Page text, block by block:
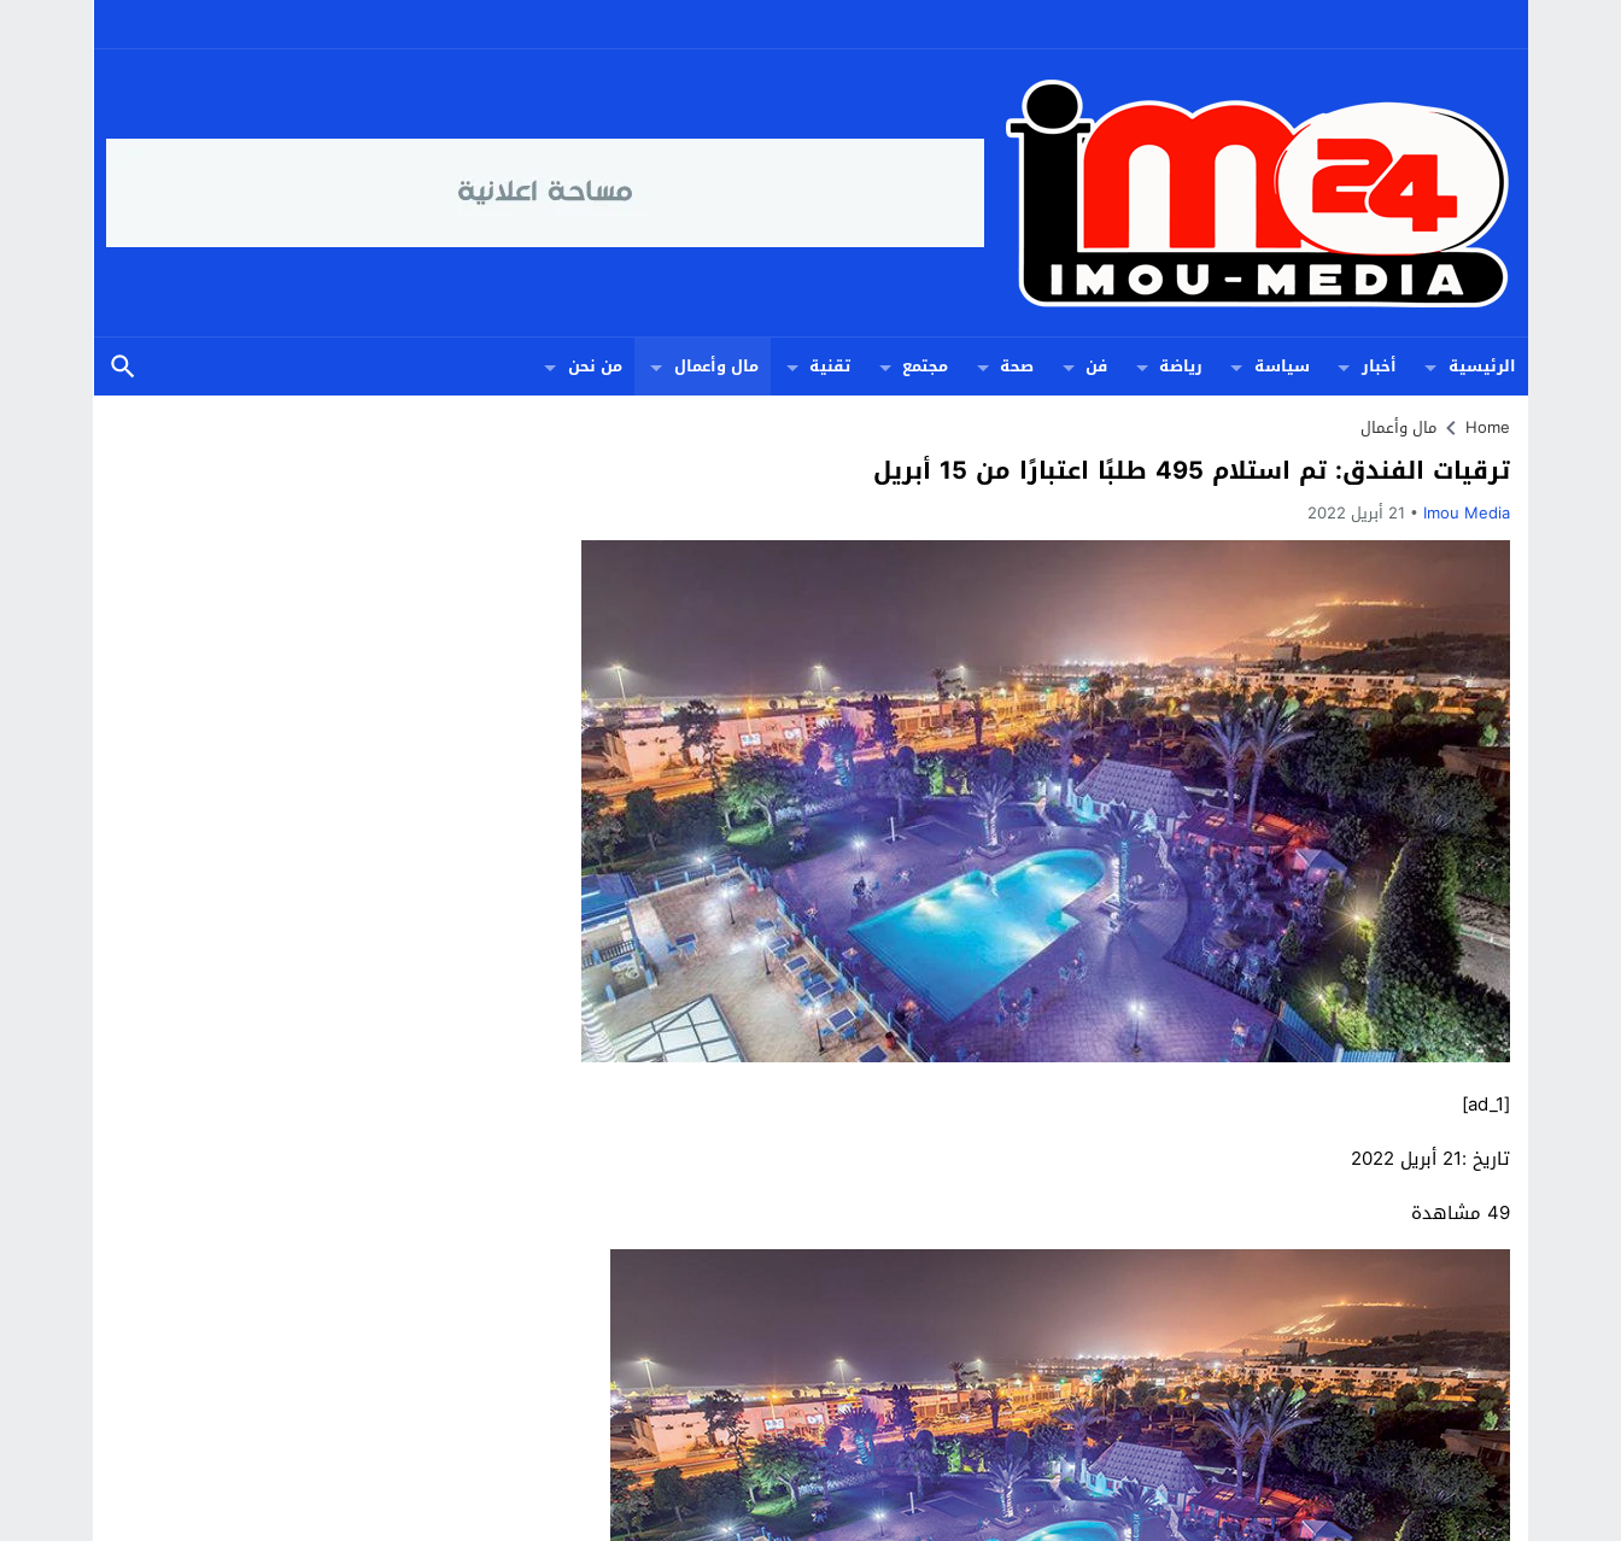
الرئيسية أخبار سياسة رياضة فن صحة مجتمع تقنية مال وأعمال من نحن
Home مال وأعمال
ترقيات الفندق: تم استلام 495 طلبًا اعتبارًا من 15 أبريل
Imou Media 21 أبريل 2022
[ad_1]
تاريخ :21 أبريل 2022
49 مشاهدة